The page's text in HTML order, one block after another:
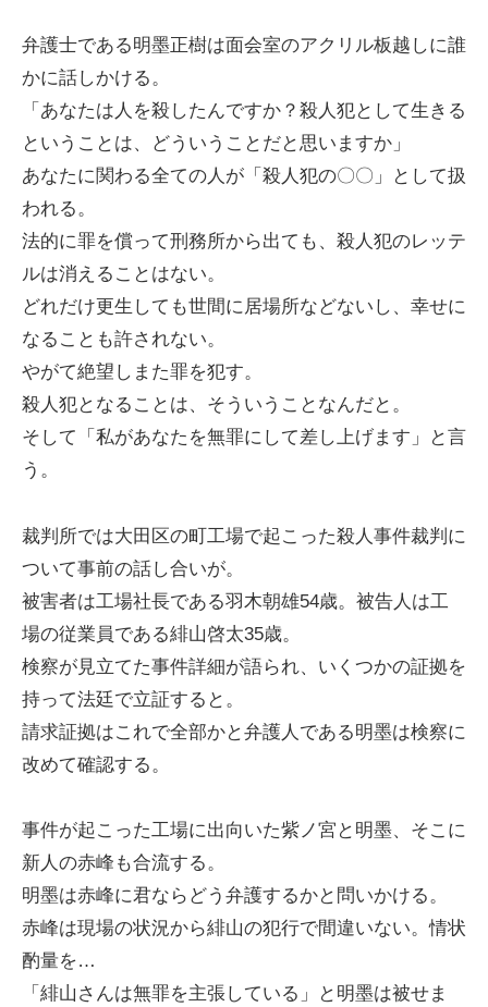
弁護士である明墨正樹は面会室のアクリル板越しに誰
かに話しかける。
「あなたは人を殺したんですか？殺人犯として生きる
ということは、どういうことだと思いますか」
あなたに関わる全ての人が「殺人犯の〇〇」として扱
われる。
法的に罪を償って刑務所から出ても、殺人犯のレッテ
ルは消えることはない。
どれだけ更生しても世間に居場所などないし、幸せに
なることも許されない。
やがて絶望しまた罪を犯す。
殺人犯となることは、そういうことなんだと。
そして「私があなたを無罪にして差し上げます」と言
う。
裁判所では大田区の町工場で起こった殺人事件裁判に
ついて事前の話し合いが。
被害者は工場社長である羽木朝雄54歳。被告人は工
場の従業員である緋山啓太35歳。
検察が見立てた事件詳細が語られ、いくつかの証拠を
持って法廷で立証すると。
請求証拠はこれで全部かと弁護人である明墨は検察に
改めて確認する。
事件が起こった工場に出向いた紫ノ宮と明墨、そこに
新人の赤峰も合流する。
明墨は赤峰に君ならどう弁護するかと問いかける。
赤峰は現場の状況から緋山の犯行で間違いない。情状
酌量を…
「緋山さんは無罪を主張している」と明墨は被せま